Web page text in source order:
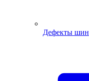
Дефекты шин